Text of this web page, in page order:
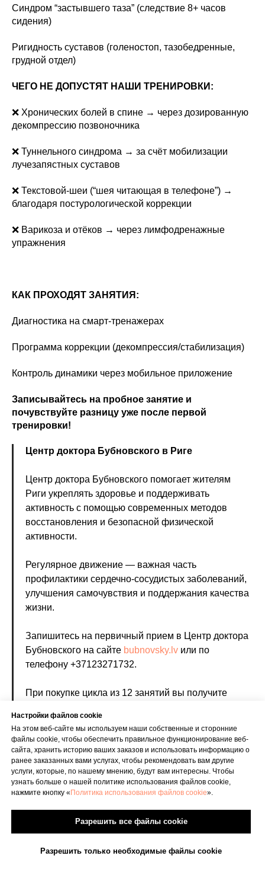
Синдром “застывшего таза” (следствие 8+ часов
сидения)
Ригидность суставов (голеностоп, тазобедренные,
грудной отдел)
ЧЕГО НЕ ДОПУСТЯТ НАШИ ТРЕНИРОВКИ:
❌ Хронических болей в спине → через дозированную
декомпрессию позвоночника
❌ Туннельного синдрома → за счёт мобилизации
лучезапястных суставов
❌ Текстовой-шеи (“шея читающая в телефоне”) →
благодаря постурологической коррекции
❌ Варикоза и отёков → через лимфодренажные
упражнения
КАК ПРОХОДЯТ ЗАНЯТИЯ:
Диагностика на смарт-тренажерах
Программа коррекции (декомпрессия/стабилизация)
Контроль динамики через мобильное приложение
Записывайтесь на пробное занятие и
почувствуйте разницу уже после первой
тренировки!
Центр доктора Бубновского в Риге
Центр доктора Бубновского помогает жителям
Риги укреплять здоровье и поддерживать
активность с помощью современных методов
восстановления и безопасной физической
активности.
Регулярное движение — важная часть
профилактики сердечно-сосудистых заболеваний,
улучшения самочувствия и поддержания качества
жизни.
Запишитесь на первичный прием в Центр доктора
Бубновского на сайте bubnovsky.lv или по
телефону +37123271732.
При покупке цикла из 12 занятий вы получите
промежуточные консультации у лечащего врача
после 6-го и 11-го занятия для оценки прогресса в
восстановлении и корректировки программы
занятий.
20.04.2026
Настройки файлов cookie
На этом веб-сайте мы используем наши собственные и сторонние
файлы cookie, чтобы обеспечить правильное функционирование веб-
сайта, хранить историю ваших заказов и использовать информацию о
ранее заказанных вами услугах, чтобы рекомендовать вам другие
услуги, которые, по нашему мнению, будут вам интересны. Чтобы
узнать больше о нашей политике использования файлов cookie,
нажмите кнопку « Политика использования файлов cookie».
Разрешить все файлы cookie
Разрешить только необходимые файлы cookie